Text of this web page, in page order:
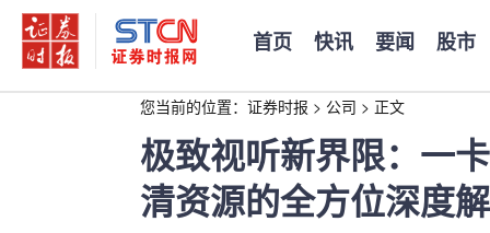
首页 快讯 要闻 股市
您当前的位置： 证券时报 > 公司 > 正文
极致视听新界限：一
清资源的全方位深度